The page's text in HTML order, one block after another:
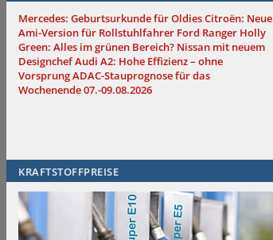
Mercedes: Geburtsurkunde für OldiesCitroën: Neue
Ami-Version für Rollstuhlfahrer Ford Ranger Holly
Green: Alles im grünen Bereich? Nissan mit neuem
DesignchefAudi A2: Hohe Effizienz – ohne
VorsprungADAC-Stauprognose für das
Wochenende 07.-09.08.2026
KRAFTSTOFFPREISE